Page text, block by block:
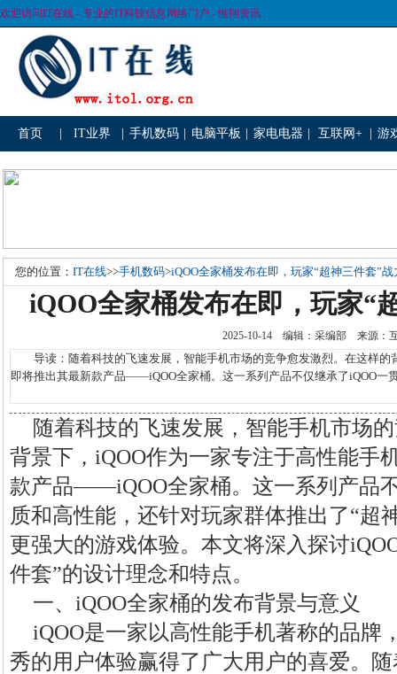
欢迎访问IT在线 - 专业的IT科技信息网络门户 - 惟翔资讯
首页 IT业界 手机数码 电脑平板 家电电器 互联网+ 游
您的位置： IT在线>>手机数码>iQOO全家桶发布在即，玩家“超神三件套”战
iQOO全家桶发布在即，玩家“
2025-10-14 编辑：采编部 来源
导读：随着科技的飞速发展，智能手机市场的竞争愈发激烈。在这样的
即将推出其最新款产品——iQOO全家桶。这一系列产品不仅继承了iQOO一
随着科技的飞速发展，智能手机市场
背景下，iQOO作为一家专注于高性能手
款产品——iQOO全家桶。这一系列产品
质和高性能，还针对玩家群体推出了“超
更强大的游戏体验。本文将深入探讨
件套”的设计理念和特点。
一、iQOO全家桶的发布背景与意义
iQOO是一家以高性能手机著称的品牌
秀的用户体验赢得了广大用户的喜爱。